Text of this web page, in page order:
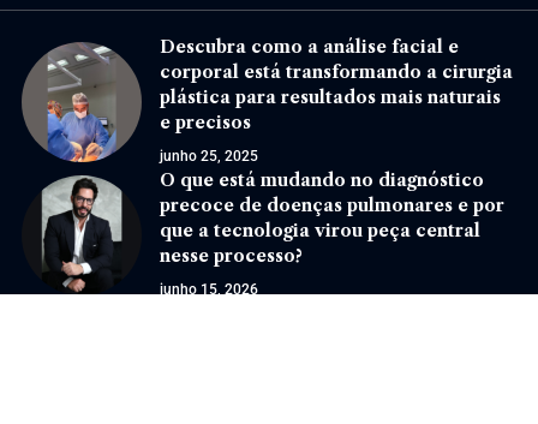
Descubra como a análise facial e
corporal está transformando a cirurgia
plástica para resultados mais naturais
e precisos
junho 25, 2025
O que está mudando no diagnóstico
precoce de doenças pulmonares e por
que a tecnologia virou peça central
nesse processo?
junho 15, 2026